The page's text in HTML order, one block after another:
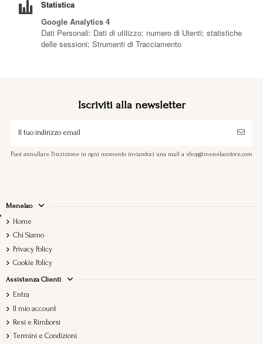
Iscriviti alla newsletter
Puoi annullare l'iscrizione in ogni momento inviandoci una mail a shop@menelaostore.com
Menelao
Home
Chi Siamo
Privacy Policy
Cookie Policy
Assistenza Clienti
Entra
Il mio account
Resi e Rimborsi
Termini e Condizioni